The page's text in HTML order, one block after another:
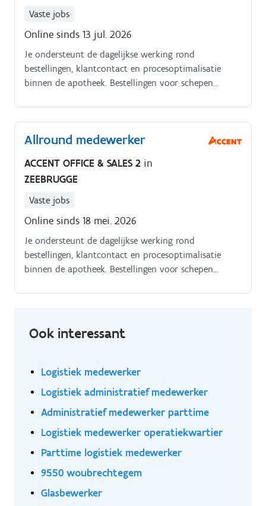
Vaste jobs
Online sinds 13 jul. 2026
Je ondersteunt de dagelijkse werking rond
bestellingen, klantcontact en procesoptimalisatie
binnen de apotheek. Bestellingen voor schepen
klanten, leveranciers en logistieke partners;Back office
taken zoals klaarzetten van bestellingen.
Allround medewerker
ACCENT OFFICE & SALES 2 in
ZEEBRUGGE
Vaste jobs
Online sinds 18 mei. 2026
Je ondersteunt de dagelijkse werking rond
bestellingen, klantcontact en procesoptimalisatie
binnen de apotheek. Bestellingen voor schepen
over en weer rijden naar de haven met de
bestellingen;Documenten beheren;Klantenrelaties
opvolgen;50% achter de computer, 50% rondlopen
Ook interessant
Logistiek medewerker
Logistiek administratief medewerker
Administratief medewerker parttime
Logistiek medewerker operatiekwartier
Parttime logistiek medewerker
9550 woubrechtegem
Glasbewerker